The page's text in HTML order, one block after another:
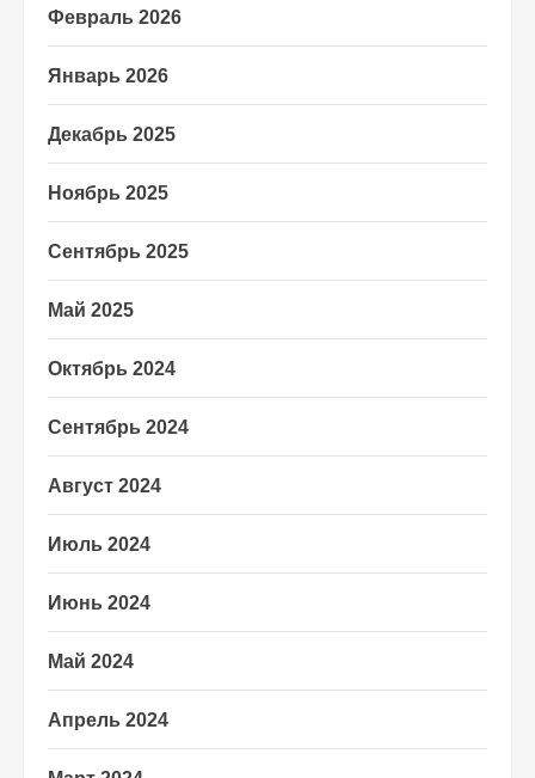
Февраль 2026
Январь 2026
Декабрь 2025
Ноябрь 2025
Сентябрь 2025
Май 2025
Октябрь 2024
Сентябрь 2024
Август 2024
Июль 2024
Июнь 2024
Май 2024
Апрель 2024